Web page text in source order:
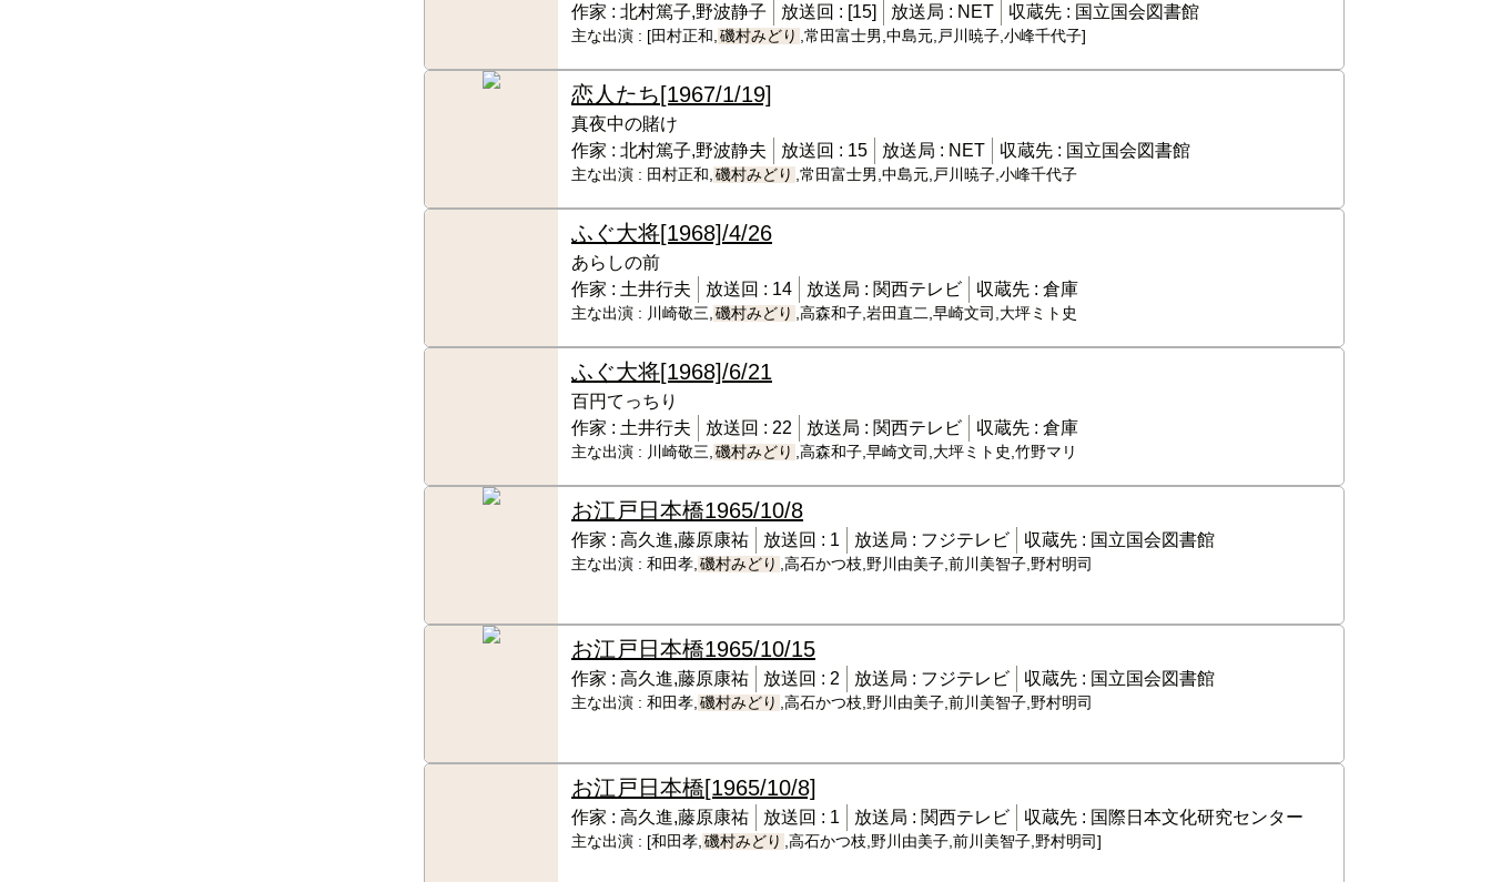
作家 : 北村篤子,野波静子 放送回 : [15] 放送局 : NET 収蔵先 : 国立国会図書館
主な出演 : [田村正和, 磯村みどり ,常田富士男,中島元,戸川暁子,小峰千代子]
恋人たち[1967/1/19]
真夜中の賭け
作家 : 北村篤子,野波静夫 放送回 : 15 放送局 : NET 収蔵先 : 国立国会図書館
主な出演 : 田村正和, 磯村みどり ,常田富士男,中島元,戸川暁子,小峰千代子
ふぐ大将[1968]/4/26
あらしの前
作家 : 土井行夫 放送回 : 14 放送局 : 関西テレビ 収蔵先 : 倉庫
主な出演 : 川崎敬三, 磯村みどり ,高森和子,岩田直二,早崎文司,大坪ミト史
ふぐ大将[1968]/6/21
百円てっちり
作家 : 土井行夫 放送回 : 22 放送局 : 関西テレビ 収蔵先 : 倉庫
主な出演 : 川崎敬三, 磯村みどり ,高森和子,早崎文司,大坪ミト史,竹野マリ
お江戸日本橋1965/10/8
作家 : 高久進,藤原康祐 放送回 : 1 放送局 : フジテレビ 収蔵先 : 国立国会図書館
主な出演 : 和田孝, 磯村みどり ,高石かつ枝,野川由美子,前川美智子,野村明司
お江戸日本橋1965/10/15
作家 : 高久進,藤原康祐 放送回 : 2 放送局 : フジテレビ 収蔵先 : 国立国会図書館
主な出演 : 和田孝, 磯村みどり ,高石かつ枝,野川由美子,前川美智子,野村明司
お江戸日本橋[1965/10/8]
作家 : 高久進,藤原康祐 放送回 : 1 放送局 : 関西テレビ 収蔵先 : 国際日本文化研究センター
主な出演 : [和田孝, 磯村みどり ,高石かつ枝,野川由美子,前川美智子,野村明司]